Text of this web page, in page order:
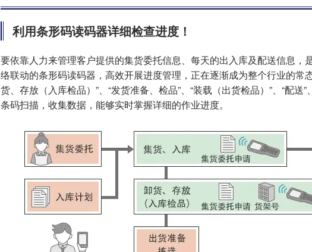
利用条形码读码器详细检查进度！
要依靠人力来管理客户提供的集货委托信息、每天的出入库及配送信息，
络联动的条形码读码器，高效开展进度管理，正在逐渐成为整个行业的常
货、存放（入库检品）”、“发货准备、检品”、“装载（出货检品）”、“配送
条码扫描，收集数据，能够实时掌握详细的作业进度。